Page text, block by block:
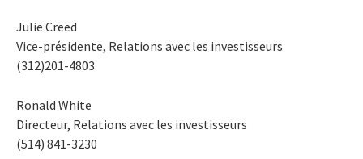
Julie Creed
Vice-présidente, Relations avec les investisseurs
(312)201-4803
Ronald White
Directeur, Relations avec les investisseurs
(514) 841-3230